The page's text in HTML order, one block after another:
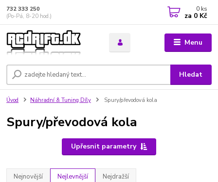
Menu
Hledat
732 333 250
(Po-Pá, 8-20 hod.)
0 ks
za 0 Kč
Úvod Náhradní & Tuning Díly Spury/převodová kola
Spury/převodová kola
Upřesnit parametry
Nejnovější Nejlevnější Nejdražší